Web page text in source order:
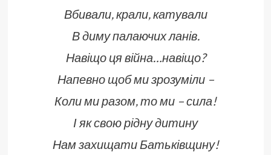
Вбивали, крали, катували
В диму палаючих ланів.
Навіщо ця війна…навіщо?
Напевно щоб ми зрозуміли –
Коли ми разом, то ми – сила!
І як свою рідну дитину
Нам захищати Батьківщину!